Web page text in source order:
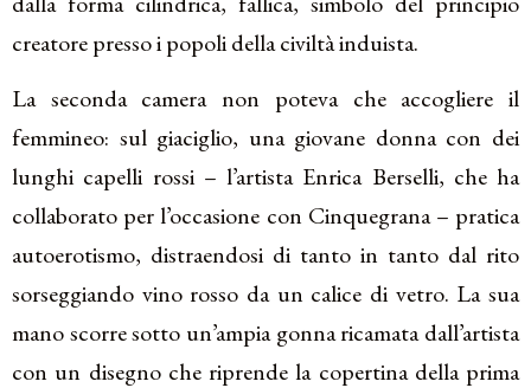
creatore presso i popoli della civiltà induista.
La seconda camera non poteva che accogliere il
femmineo: sul giaciglio, una giovane donna con dei
lunghi capelli rossi – l’artista Enrica Berselli, che ha
collaborato per l’occasione con Cinquegrana – pratica
autoerotismo, distraendosi di tanto in tanto dal rito
sorseggiando vino rosso da un calice di vetro. La sua
mano scorre sotto un’ampia gonna ricamata dall’artista
con un disegno che riprende la copertina della prima